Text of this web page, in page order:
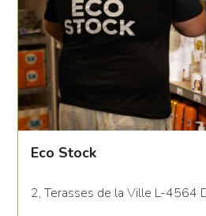
Eco Stock
2, Terasses de la Ville L-4564